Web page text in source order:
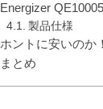
Energizer
製品仕様
ホントに安いのか
まとめ